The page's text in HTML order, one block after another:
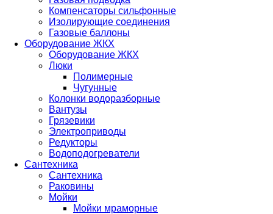
Компенсаторы сильфонные
Изолирующие соединения
Газовые баллоны
Оборудование ЖКХ
Оборудование ЖКХ
Люки
Полимерные
Чугунные
Колонки водоразборные
Вантузы
Грязевики
Электроприводы
Редукторы
Водоподогреватели
Сантехника
Сантехника
Раковины
Мойки
Мойки мраморные